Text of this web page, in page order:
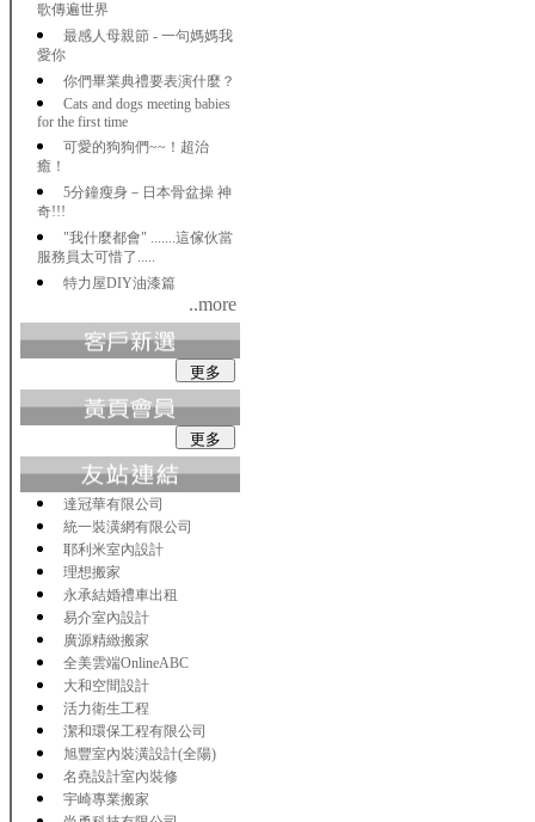
歌傳遍世界
最感人母親節 - 一句媽媽我
愛你
你們畢業典禮要表演什麼？
Cats and dogs meeting babies
for the first time
可愛的狗狗們~~！超治
癒！
5分鐘瘦身－日本骨盆操 神
奇!!!
"我什麼都會" .......這傢伙當
服務員太可惜了.....
特力屋DIY油漆篇
..more
達冠華有限公司
統一裝潢網有限公司
耶利米室內設計
理想搬家
永承結婚禮車出租
易介室內設計
廣源精緻搬家
全美雲端OnlineABC
大和空間設計
活力衛生工程
潔和環保工程有限公司
旭豐室內裝潢設計(全陽)
名堯設計室內裝修
宇崎專業搬家